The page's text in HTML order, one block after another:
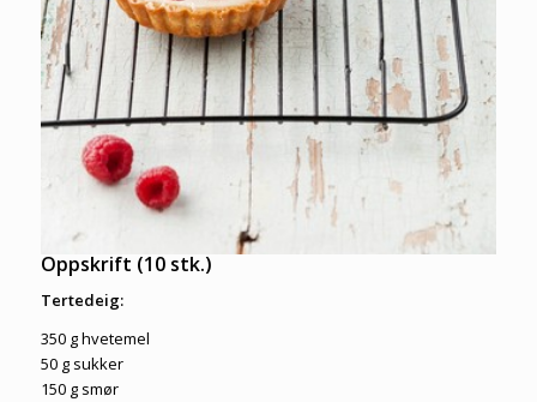
Oppskrift (10 stk.)
Tertedeig:
350 g hvetemel
50 g sukker
150 g smør